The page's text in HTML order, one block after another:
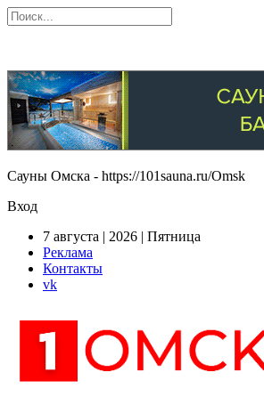
Сауны Омска - https://101sauna.ru/Omsk
Вход
7 августа | 2026 | Пятница
Реклама
Контакты
vk